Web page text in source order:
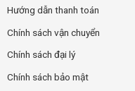
Hướng dẫn thanh toán
Chính sách vận chuyển
Chính sách đại lý
Chính sách bảo mật